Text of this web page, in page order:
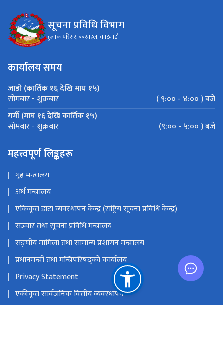
सूचना प्रविधि विभाग
हुलाक परिसर, बबरमहल, काठमाडौं
कार्यालय समय
जाडो (कार्तिक १६ देखि माघ १५)
सोमबार - शुक्रबार
( ९:०० - ४:०० ) बजे
गर्मी (माघ १६ देखि कार्तिक १५)
सोमबार - शुक्रबार (९:०० - ५:०० ) बजे
महत्त्वपूर्ण लिङ्कहरू
गृह मन्त्रालय
अर्थ मन्त्रालय
एकिकृत डाटा व्यवस्थापन केन्द्र (राष्ट्रिय सूचना प्रविधि केन्द्र)
सञ्‍चार तथा सूचना प्रविधि मन्त्रालय
सङ्‍घीय मामिला तथा सामान्य प्रशासन मन्त्रालय
प्रधानमन्त्री तथा मन्त्रिपरिषद्को कार्यालय
Privacy Statement
एकीकृत सार्वजनिक वित्तीय व्यवस्थापन